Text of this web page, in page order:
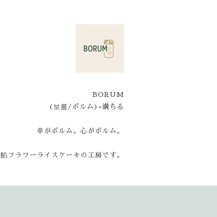
BORUM
(보름/ボルム)=満ちる
幸がボルム。心がボルム。
フラワーライスケーキの工房です。